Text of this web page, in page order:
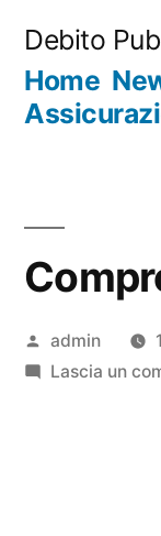
contenuto
Debito
Home
Pubblicato
da
admin
Lascia un